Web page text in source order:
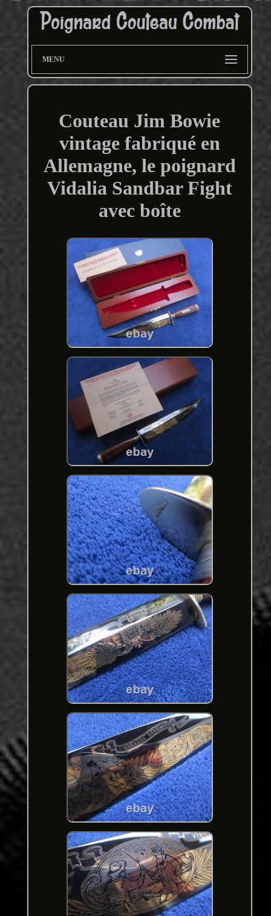
MENU
Couteau Jim Bowie
vintage fabriqué en
Allemagne, le poignard
Vidalia Sandbar Fight
avec boîte